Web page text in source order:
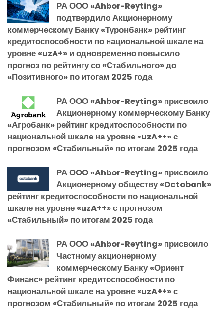
РА ООО «Ahbor-Reyting»
подтвердило Акционерному
коммерческому Банку «Туронбанк» рейтинг
кредитоспособности по национальной шкале на
уровне «uzA+» и одновременно повысило
прогноз по рейтингу со «Стабильного» до
«Позитивного» по итогам 2025 года
РА ООО «Ahbor-Reyting» присвоило
Акционерному коммерческому Банку
«Агробанк» рейтинг кредитоспособности по
национальной шкале на уровне «uzA++» с
прогнозом «Стабильный» по итогам 2025 года
РА ООО «Ahbor-Reyting» присвоило
Акционерному обществу «Octobank»
рейтинг кредитоспособности по национальной
шкале на уровне «uzA++» с прогнозом
«Стабильный» по итогам 2025 года
РА ООО «Ahbor-Reyting» присвоило
Частному акционерному
коммерческому Банку «Ориент
Финанс» рейтинг кредитоспособности по
национальной шкале на уровне «uzA++» с
прогнозом «Стабильный» по итогам 2025 года